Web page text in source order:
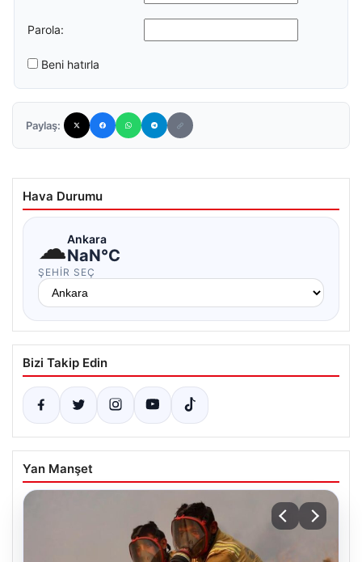
Parola:
Beni hatırla
Paylaş:
Hava Durumu
☁Ankara
NaN°C
ŞEHIR SEÇ
Bizi Takip Edin
Yan Manşet